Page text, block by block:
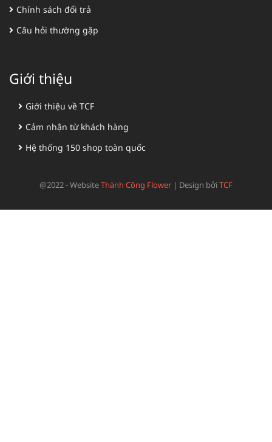
Chính sách đổi trả
Câu hỏi thường gặp
Giới thiệu
Giới thiệu về TCF
Cảm nhận từ khách hàng
Hệ thống 150 shop toàn quốc
@2022 - WebsiteThành Công Flower | Design bởiTCF